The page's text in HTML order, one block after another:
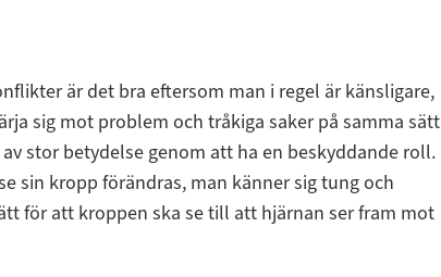
är det bra eftersom man i regel är känsligare,
sig mot problem och tråkiga saker på samma sätt
stor betydelse genom att ha en beskyddande roll.
sin kropp förändras, man känner sig tung och
för att kroppen ska se till att hjärnan ser fram mot